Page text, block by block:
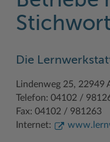
Ämter, Einrichtungen
Bürgerportal Stormarn
Führerscheine
Formulare &
Amtliche
Ausschreibungen
Baustellen in Stormarn
Bildungskommune
Fachbereiche
Interessantes in und
Kreis Stormarn Porträt
Kreiskarte
Ausbildung beim Kreis
Der Kreis als Arbeitgeber
Ihre Bewerbung
Initiativbewerbungen
Beruf und Familie im
Branchenverzeichnis
EG-
Handwerk für
BahnRadWege
Frei- und Hallenbäder
Herrenhäuser
Kultur
Die
Lindenweg 25, 22949
Telefon: 04102 /
Fax: 04102 / 981263
Internet: